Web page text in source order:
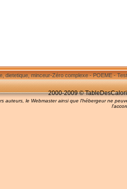
dietetique, minceur-Zéro complexe-POEME-
2000-2009 ©
auteurs, le Webmaster ainsi que l'hébergeur ne